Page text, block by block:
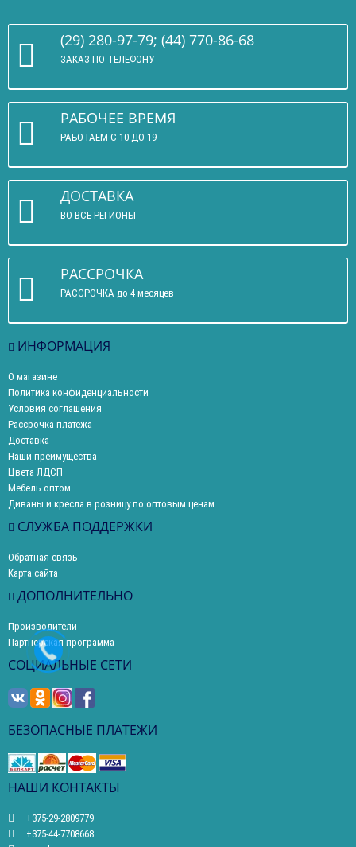
(29) 280-97-79; (44) 770-86-68
ЗАКАЗ ПО ТЕЛЕФОНУ
РАБОЧЕЕ ВРЕМЯ
РАБОТАЕМ С 10 ДО 19
ДОСТАВКА
ВО ВСЕ РЕГИОНЫ
РАССРОЧКА
РАССРОЧКА до 4 месяцев
ИНФОРМАЦИЯ
О магазине
Политика конфиденциальности
Условия соглашения
Рассрочка платежа
Доставка
Наши преимущества
Цвета ЛДСП
Мебель оптом
Диваны и кресла в розницу по оптовым ценам
СЛУЖБА ПОДДЕРЖКИ
Обратная связь
Карта сайта
ДОПОЛНИТЕЛЬНО
Производители
Партнерская программа
СОЦИАЛЬНЫЕ СЕТИ
БЕЗОПАСНЫЕ ПЛАТЕЖИ
НАШИ КОНТАКТЫ
+375-29-2809779
+375-44-7708668